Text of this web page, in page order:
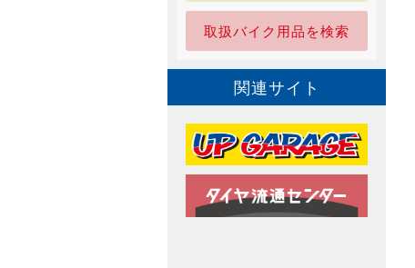
取扱バイク用品を検索
関連サイト